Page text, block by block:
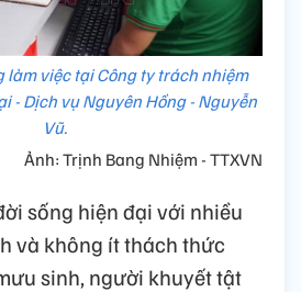
làm việc tại Công ty trách nhiệm
- Dịch vụ Nguyên Hồng - Nguyễn
Vũ.
Ảnh: Trịnh Bang Nhiệm - TTXVN
sống hiện đại với nhiều
và không ít thách thức
sinh, người khuyết tật